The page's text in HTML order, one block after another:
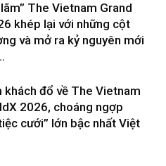
The Vietnam Grand
khép lại với những cột
và mở ra kỷ nguyên mới
khách đổ về The Vietnam
2026, choáng ngợp
cưới” lớn bậc nhất Việt